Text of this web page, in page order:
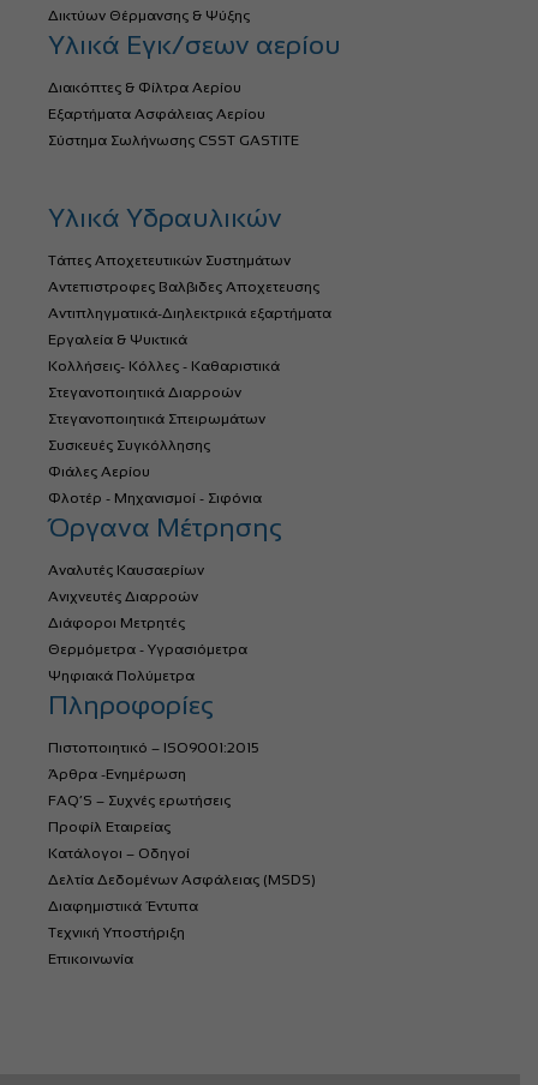
Δικτύων Θέρμανσης & Ψύξης
Υλικά Εγκ/σεων αερίου
Διακόπτες & Φίλτρα Αερίου
Εξαρτήματα Ασφάλειας Αερίου
Σύστημα Σωλήνωσης CSST GASTITE
Υλικά Υδραυλικών
Τάπες Αποχετευτικών Συστημάτων
Αντεπιστροφες Βαλβιδες Αποχετευσης
Αντιπληγματικά-Διηλεκτρικά εξαρτήματα
Εργαλεία & Ψυκτικά
Κολλήσεις- Κόλλες - Καθαριστικά
Στεγανοποιητικά Διαρροών
Στεγανοποιητικά Σπειρωμάτων
Συσκευές Συγκόλλησης
Φιάλες Αερίου
Φλοτέρ - Μηχανισμοί - Σιφόνια
Όργανα Μέτρησης
Αναλυτές Καυσαερίων
Ανιχνευτές Διαρροών
Διάφοροι Μετρητές
Θερμόμετρα - Υγρασιόμετρα
Ψηφιακά Πολύμετρα
Πληροφορίες
Πιστοποιητικό – ISO9001:2015
Άρθρα -Ενημέρωση
FAQ’S – Συχνές ερωτήσεις
Προφίλ Εταιρείας
Κατάλογοι – Οδηγοί
Δελτία Δεδομένων Ασφάλειας (MSDS)
Διαφημιστικά Έντυπα
Τεχνική Υποστήριξη
Επικοινωνία